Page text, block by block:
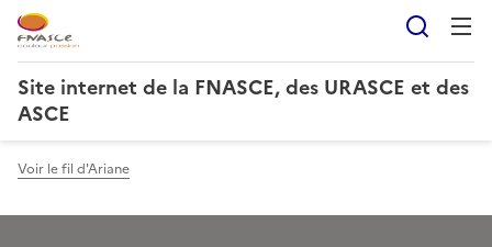
Site internet de la FNASCE, des URASCE et des
ASCE
Voir le fil d'Ariane